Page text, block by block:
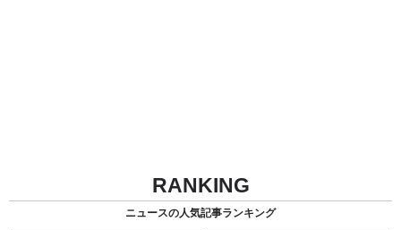
RANKING
ニュースの人気記事ランキング